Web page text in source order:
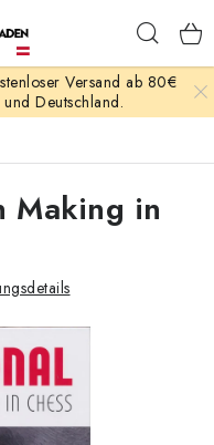
Versand ab 80€
Deutschland.
Making in